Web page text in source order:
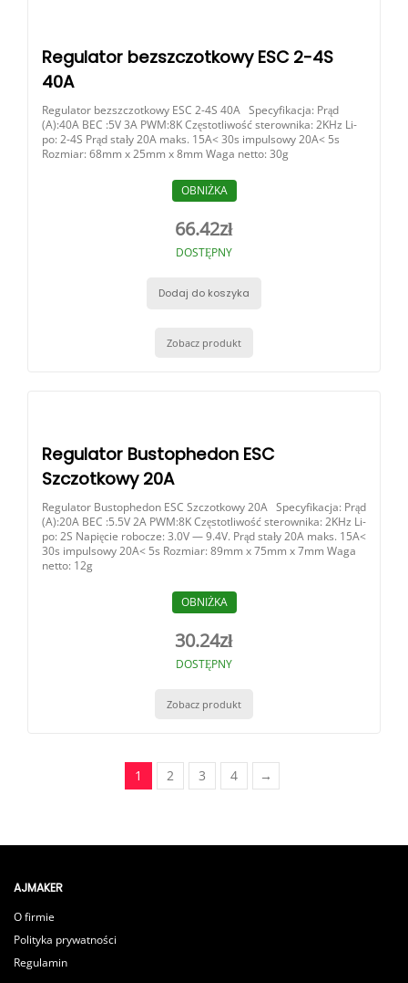
Regulator bezszczotkowy ESC 2-4S
40A
Regulator bezszczotkowy ESC 2-4S 40A Specyfikacja: Prąd
(A):40A BEC :5V 3A PWM:8K Częstotliwość sterownika: 2KHz Li-
po: 2-4S Prąd stały 20A maks. 15A< 30s impulsowy 20A< 5s
Rozmiar: 68mm x 25mm x 8mm Waga netto: 30g
OBNIŻKA
66.42zł
DOSTĘPNY
Dodaj do koszyka
Zobacz produkt
Regulator Bustophedon ESC
Szczotkowy 20A
Regulator Bustophedon ESC Szczotkowy 20A Specyfikacja: Prąd
(A):20A BEC :5.5V 2A PWM:8K Częstotliwość sterownika: 2KHz Li-
po: 2S Napięcie robocze: 3.0V — 9.4V. Prąd stały 20A maks. 15A<
30s impulsowy 20A< 5s Rozmiar: 89mm x 75mm x 7mm Waga
netto: 12g
OBNIŻKA
30.24zł
DOSTĘPNY
Zobacz produkt
1 2 3 4 →
AJMAKER
O firmie
Polityka prywatności
Regulamin